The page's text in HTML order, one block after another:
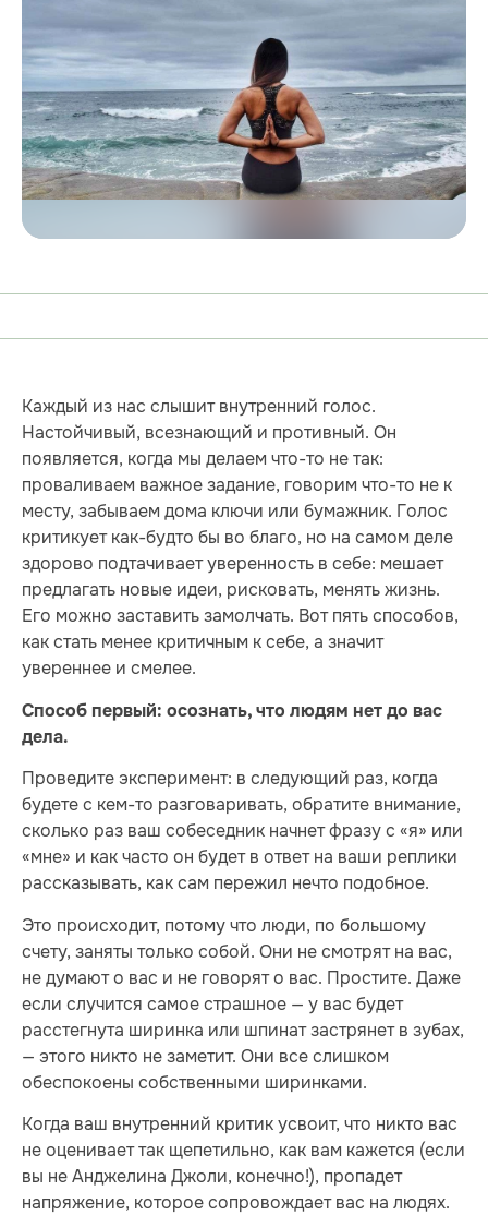
Каждый из нас слышит внутренний голос.
Настойчивый, всезнающий и противный. Он
появляется, когда мы делаем что-то не так:
проваливаем важное задание, говорим что-то не к
месту, забываем дома ключи или бумажник. Голос
критикует как-будто бы во благо, но на самом деле
здорово подтачивает уверенность в себе: мешает
предлагать новые идеи, рисковать, менять жизнь.
Его можно заставить замолчать. Вот пять способов,
как стать менее критичным к себе, а значит
увереннее и смелее.
Способ первый: осознать, что людям нет до вас
дела.
Проведите эксперимент: в следующий раз, когда
будете с кем-то разговаривать, обратите внимание,
сколько раз ваш собеседник начнет фразу с «я» или
«мне» и как часто он будет в ответ на ваши реплики
рассказывать, как сам пережил нечто подобное.
Это происходит, потому что люди, по большому
счету, заняты только собой. Они не смотрят на вас,
не думают о вас и не говорят о вас. Простите. Даже
если случится самое страшное — у вас будет
расстегнута ширинка или шпинат застрянет в зубах,
— этого никто не заметит. Они все слишком
обеспокоены собственными ширинками.
Когда ваш внутренний критик усвоит, что никто вас
не оценивает так щепетильно, как вам кажется (если
вы не Анджелина Джоли, конечно!), пропадет
напряжение, которое сопровождает вас на людях.